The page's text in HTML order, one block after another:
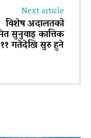
Next article
विशेष अदालतको
सुनुवाइ कात्तिक
११ गतेदेखि सुरु हुने